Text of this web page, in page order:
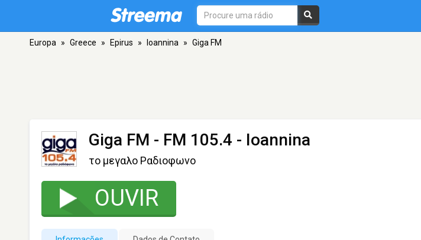
Europa » Greece » Epirus » Ioannina » Giga FM
Giga FM - FM 105.4 - Ioannina
το μεγαλο Ραδιοφωνο
OUVIR